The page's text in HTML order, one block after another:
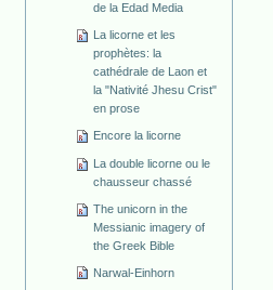
de la Edad Media
La licorne et les
prophètes: la
cathédrale de Laon et
la "Nativité Jhesu Crist"
en prose
Encore la licorne
La double licorne ou le
chausseur chassé
The unicorn in the
Messianic imagery of
the Greek Bible
Narwal-Einhorn